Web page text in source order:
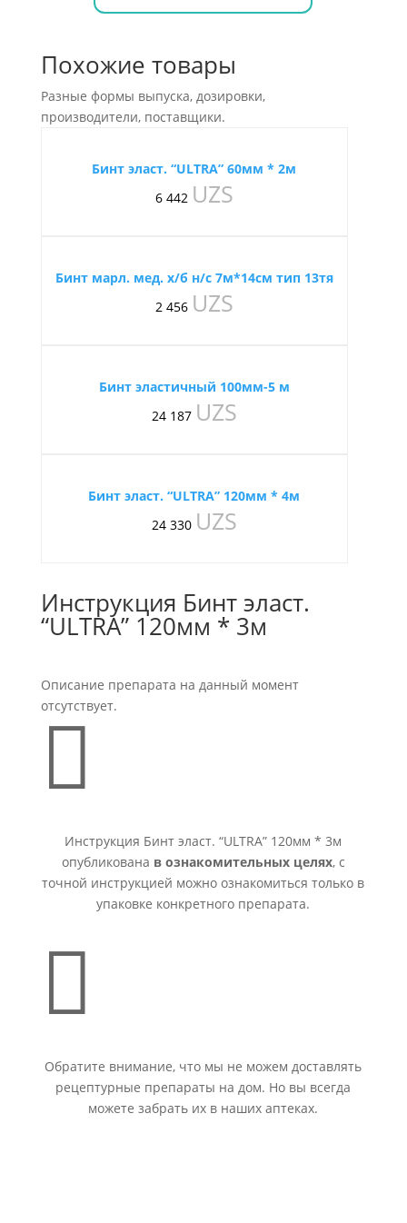
Похожие товары
Разные формы выпуска, дозировки,
производители, поставщики.
Бинт эласт. “ULTRA” 60мм * 2м
6 442 UZS
Бинт марл. мед. х/б н/с 7м*14см тип 13тя
2 456 UZS
Бинт эластичный 100мм-5 м
24 187 UZS
Бинт эласт. “ULTRA” 120мм * 4м
24 330 UZS
Инструкция Бинт эласт.
“ULTRA” 120мм * 3м
Описание препарата на данный момент
отсутствует.

Инструкция Бинт эласт. “ULTRA” 120мм * 3м
опубликована в ознакомительных целях, с
точной инструкцией можно ознакомиться только в
упаковке конкретного препарата.

Обратите внимание, что мы не можем доставлять
рецептурные препараты на дом. Но вы всегда
можете забрать их в наших аптеках.